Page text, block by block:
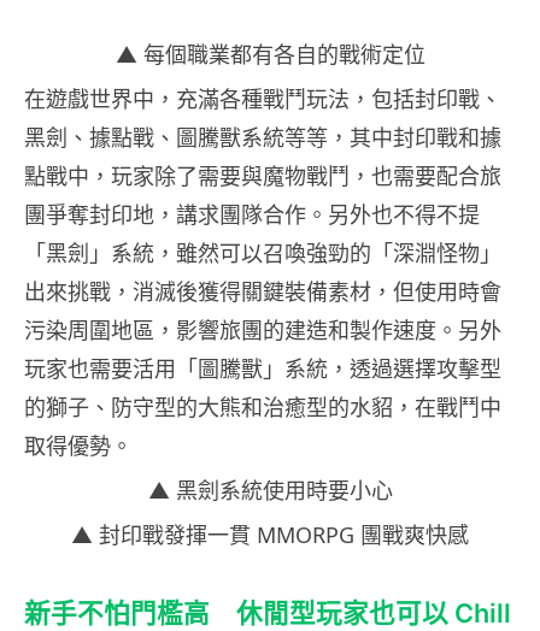
▲ 每個職業都有各自的戰術定位
在遊戲世界中，充滿各種戰鬥玩法，包括封印戰、
黑劍、據點戰、圖騰獸系統等等，其中封印戰和據
點戰中，玩家除了需要與魔物戰鬥，也需要配合旅
團爭奪封印地，講求團隊合作。另外也不得不提
「黑劍」系統，雖然可以召喚強勁的「深淵怪物」
出來挑戰，消滅後獲得關鍵裝備素材，但使用時會
污染周圍地區，影響旅團的建造和製作速度。另外
玩家也需要活用「圖騰獸」系統，透過選擇攻擊型
的獅子、防守型的大熊和治癒型的水貂，在戰鬥中
取得優勢。
▲ 黑劍系統使用時要小心
▲ 封印戰發揮一貫 MMORPG 團戰爽快感
新手不怕門檻高 休閒型玩家也可以 Chill